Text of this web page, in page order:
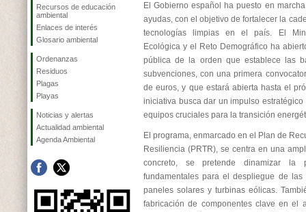
Recursos de educación
ambiental
Enlaces de interés
Glosario ambiental
Ordenanzas
Residuos
Plagas
Playas
Noticias y alertas
Actualidad ambiental
Agenda Ambiental
El Gobierno español ha puesto en
ayudas, con el objetivo de fortalecer la
tecnologías limpias en el país. El
Ecológica y el Reto Demográfico ha
pública de la orden que establece las
subvenciones, con una primera
de euros, y que estará abierta hasta el
iniciativa busca dar un impulso
equipos cruciales para la transición
El programa, enmarcado en el Plan de
Resiliencia (PRTR), se centra en una
concreto, se pretende dinamizar la
fundamentales para el despliegue de las
paneles solares y turbinas eólicas.
fabricación de componentes clave en el